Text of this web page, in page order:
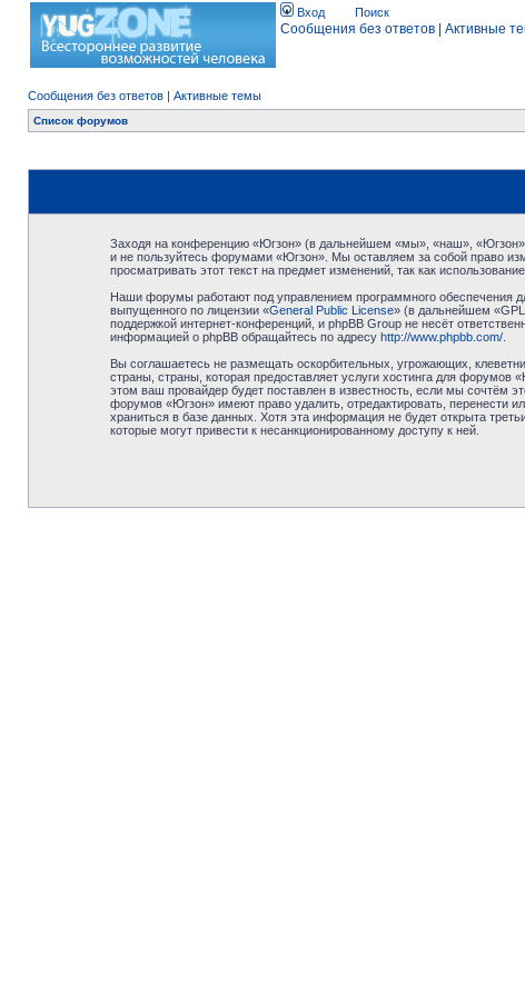
Вход Поиск
Сообщения без ответов Активные
Сообщения без ответов | Активные темы
Список форумов
Заходя на конференцию «Югзон» (в дальнейшем «мы», «наш»,
и не пользуйтесь форумами «Югзон». Мы оставляем за собой право
просматривать этот текст на предмет изменений, так как
Наши форумы работают под управлением программного обеспечения
выпущенного по лицензии «General Public License» (в дальнейшем
поддержкой интернет-конференций, и phpBB Group не несёт
информацией о phpBB обращайтесь по адресу http://www.phpbb.com/.
Вы соглашаетесь не размещать оскорбительных, угрожающих,
страны, страны, которая предоставляет услуги хостинга для
этом ваш провайдер будет поставлен в известность, если мы сочтём
форумов «Югзон» имеют право удалить, отредактировать, перенести
храниться в базе данных. Хотя эта информация не будет открыта
которые могут привести к несанкционированному доступу к ней.